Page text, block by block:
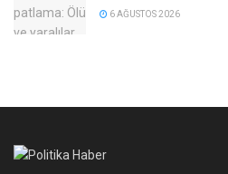
6 AĞUSTOS 2026